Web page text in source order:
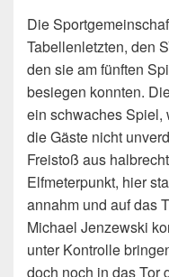
Die
Tabellenletzten, den
den sie am fünften
besiegen konnten.
ein schwaches Spiel,
die Gäste nicht
Freistoß aus
Elfmeterpunkt, hier
annahm und auf das
Michael Jenzewski
unter Kontrolle
doch noch in das Tor